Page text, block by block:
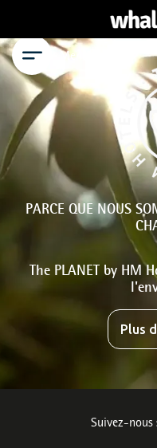
Menu
PARCE QUE NOUS
The PLANET by HM
Plus
Suivez-nous